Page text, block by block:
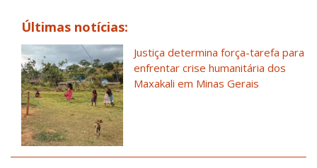
Últimas notícias:
Justiça determina força-tarefa para
enfrentar crise humanitária dos
Maxakali em Minas Gerais